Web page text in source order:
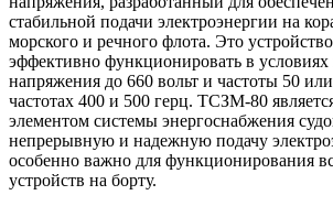
стабильной подачи электроэнергии на
морского и речного флота. Это
эффективно функционировать в
напряжения до 660 вольт и частоты 50
частотах 400 и 500 герц. ТСЗМ-80
элементом системы энергоснабжения
непрерывную и надежную подачу
особенно важно для функционирования
устройств на борту.